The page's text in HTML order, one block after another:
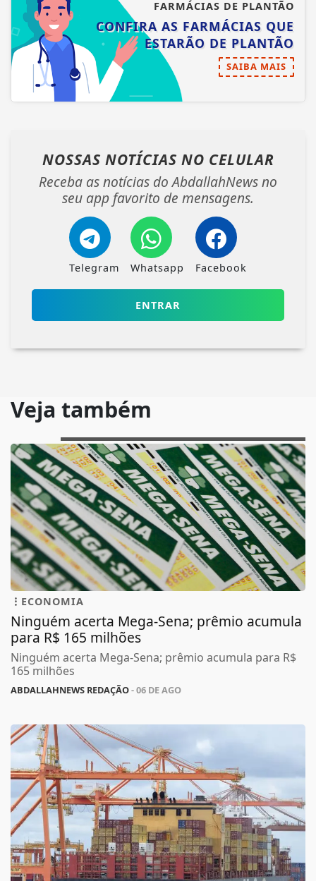
FARMÁCIAS DE PLANTÃO
CONFIRA AS FARMÁCIAS QUE
ESTARÃO DE PLANTÃO
SAIBA MAIS
NOSSAS NOTÍCIAS NO CELULAR
Receba as notícias do AbdallahNews no
seu app favorito de mensagens.
Telegram Whatsapp Facebook
ENTRAR
Veja também
ECONOMIA
Ninguém acerta Mega-Sena; prêmio acumula
para R$ 165 milhões
Ninguém acerta Mega-Sena; prêmio acumula para R$
165 milhões
ABDALLAHNEWS REDAÇÃO- 06 DE AGO